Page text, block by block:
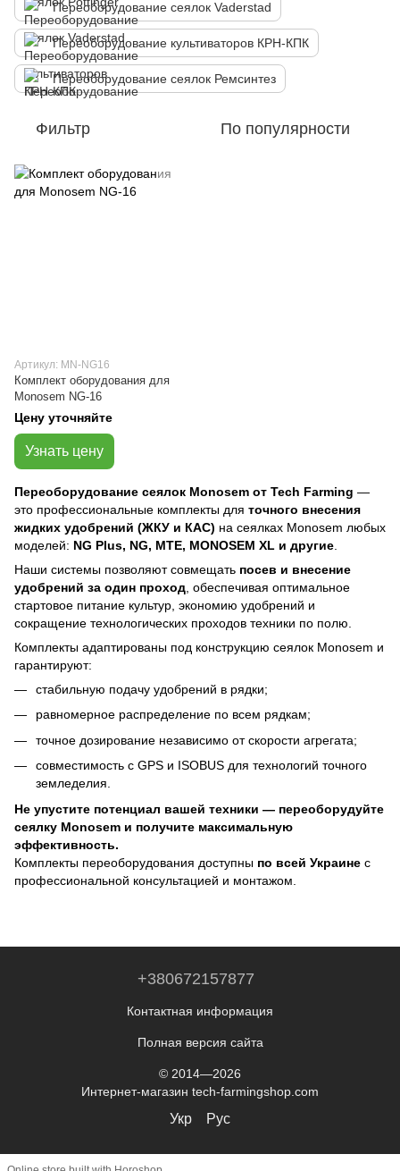
Переоборудование сеялок Vaderstad
Переоборудование культиваторов КРН-КПК
Переоборудование сеялок Ремсинтез
Фильтр По популярности
Артикул: MN-NG16
Комплект оборудования для
Monosem NG-16
Цену уточняйте
Узнать цену
Переоборудование сеялок Monosem от Tech Farming —
это профессиональные комплекты для точного внесения
жидких удобрений (ЖКУ и КАС) на сеялках Monosem любых
моделей: NG Plus, NG, MTE, MONOSEM XL и другие
Наши системы позволяют совмещать посев и внесение
удобрений за один проход , обеспечивая оптимальное
стартовое питание культур, экономию удобрений и
сокращение технологических проходов техники по полю.
Комплекты адаптированы под конструкцию сеялок Monosem и
гарантируют:
стабильную подачу удобрений в рядки;
равномерное распределение по всем рядкам;
точное дозирование независимо от скорости агрегата;
совместимость с GPS и ISOBUS для технологий точного
земледелия.
Не упустите потенциал вашей техники — переоборудуйте
сеялку Monosem и получите максимальную
эффективность.
Комплекты переоборудования доступны по всей Украине с
профессиональной консультацией и монтажом.
+380672157877
Контактная информация
Полная версия сайта
© 2014—2026
Интернет-магазин tech-farmingshop.com
Укр Рус